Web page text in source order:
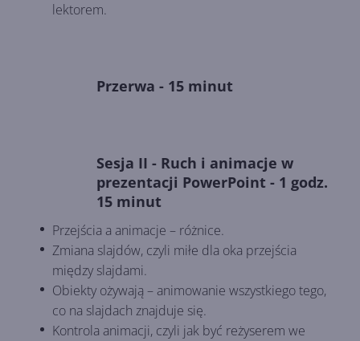
lektorem.
Przerwa - 15 minut
Sesja II - Ruch i animacje w
prezentacji PowerPoint - 1 godz.
15 minut
Przejścia a animacje – różnice.
Zmiana slajdów, czyli miłe dla oka przejścia
między slajdami.
Obiekty ożywają – animowanie wszystkiego tego,
co na slajdach znajduje się.
Kontrola animacji, czyli jak być reżyserem we